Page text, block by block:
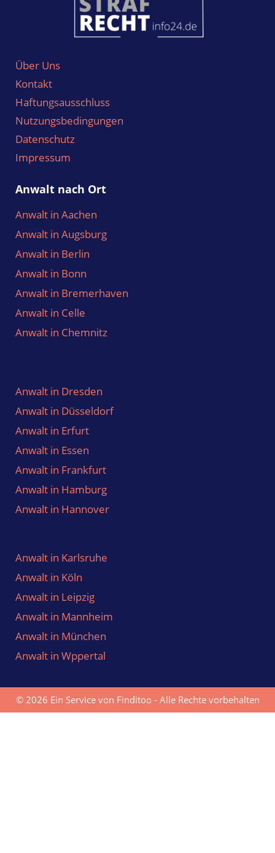
Über Uns
Kontakt
Haftungsausschluss
Nutzungsbedingungen
Datenschutz
Impressum
Anwalt nach Ort
Anwalt in Aachen
Anwalt in Augsburg
Anwalt in Berlin
Anwalt in Bonn
Anwalt in Bremerhaven
Anwalt in Celle
Anwalt in Chemnitz
Anwalt in Dresden
Anwalt in Düsseldorf
Anwalt in Erfurt
Anwalt in Essen
Anwalt in Frankfurt
Anwalt in Hamburg
Anwalt in Hannover
Anwalt in Karlsruhe
Anwalt in Köln
Anwalt in Leipzig
Anwalt in Mannheim
Anwalt in München
Anwalt in Wppertal
© 2026 Ein Service von Finditoo - Alle Rechte vorbehalten